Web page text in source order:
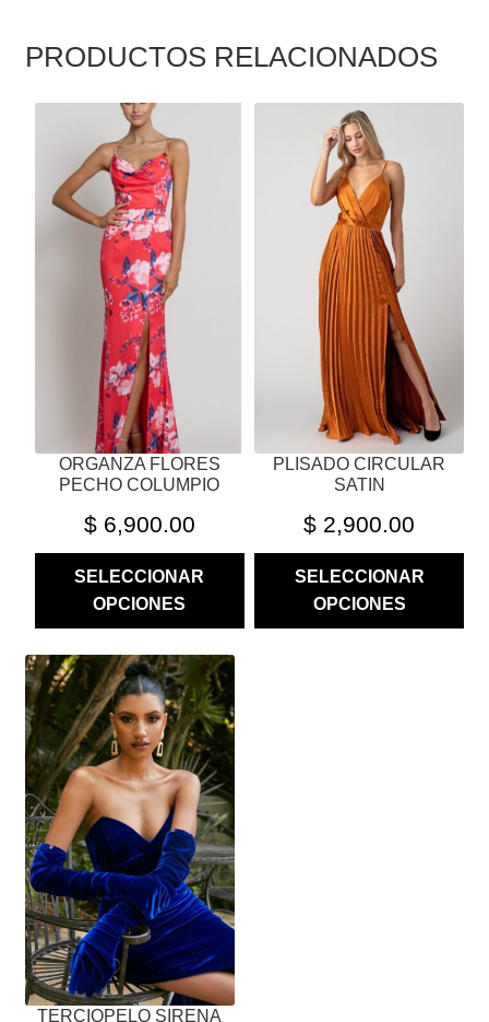
PRODUCTOS RELACIONADOS
ORGANZA FLORES
PECHO COLUMPIO
$6,900.00
SELECCIONAR
OPCIONES
PRODUCTO
TIENE
MÚLTIPLES
VARIANTES.
OPCIONES
PUEDEN
PÁGINA
PLISADO CIRCULAR
SATIN
$ 2,900.00
SELECCIONAR
OPCIONES
PRODUCTO
MÚLTIPLES
VARIANTES.
OPCIONES
PUEDEN
DE
TERCIOPELO SIRENA
ESTE
PRODUCTO
TIENE
MÚLTIPLES
VARIANTES.
LAS
OPCIONES
SE
PUEDEN
ELEGIR
EN
LA
PÁGINA